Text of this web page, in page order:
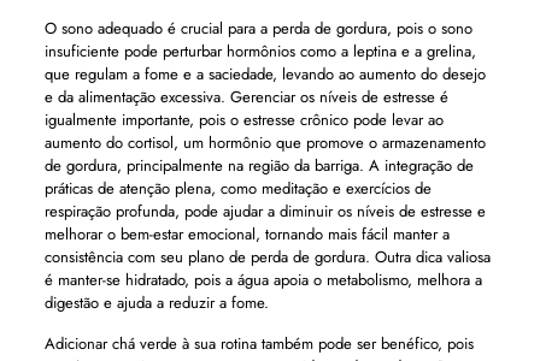
O sono adequado é crucial para a perda de gordura, pois o sono
insuficiente pode perturbar hormônios como a leptina e a grelina,
que regulam a fome e a saciedade, levando ao aumento do desejo
e da alimentação excessiva. Gerenciar os níveis de estresse é
igualmente importante, pois o estresse crônico pode levar ao
aumento do cortisol, um hormônio que promove o armazenamento
de gordura, principalmente na região da barriga. A integração de
práticas de atenção plena, como meditação e exercícios de
respiração profunda, pode ajudar a diminuir os níveis de estresse e
melhorar o bem-estar emocional, tornando mais fácil manter a
consistência com seu plano de perda de gordura. Outra dica valiosa
é manter-se hidratado, pois a água apoia o metabolismo, melhora a
digestão e ajuda a reduzir a fome.
Adicionar chá verde à sua rotina também pode ser benéfico, pois